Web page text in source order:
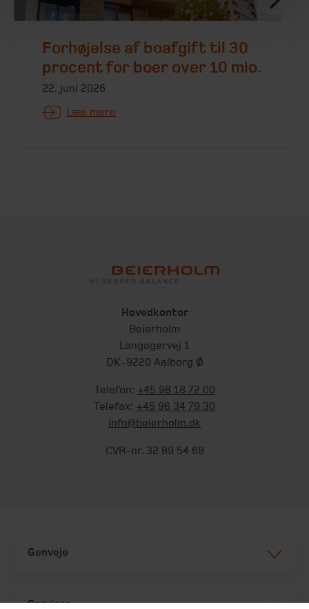
Forhøjelse af boafgift til 30
procent for boer over 10 mio.
22. juni 2026
Læs mere
Hovedkontor
Beierholm
Langagervej 1
DK-9220 Aalborg Ø
Telefon: +45 98 18 72 00
Telefax: +45 96 34 79 30
info@beierholm.dk
CVR-nr. 32 89 54 68
Genveje
Services